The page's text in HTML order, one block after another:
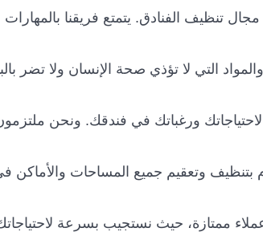
الفنادق. يتمتع فريقنا بالمهارات
التي لا تؤذي صحة الإنسان ولا تضر
ورغباتك في فندقك. ونحن
وتعقيم جميع المساحات والأماكن
ممتازة، حيث نستجيب بسرعة